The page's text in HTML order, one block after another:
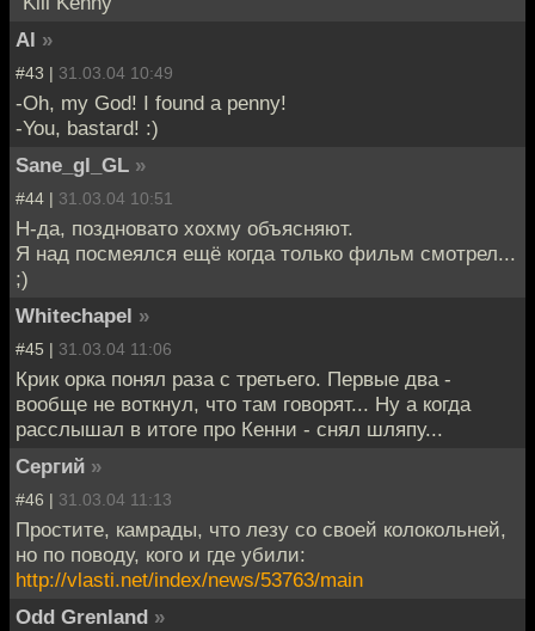
Al »
#43 | 31.03.04 10:49
-Oh, my God! I found a penny!
-You, bastard! :)
Sane_gl_GL »
#44 | 31.03.04 10:51
Н-да, поздновато хохму объясняют.
Я над посмеялся ещё когда только фильм смотрел...
;)
Whitechapel »
#45 | 31.03.04 11:06
Крик орка понял раза с третьего. Первые два -
вообще не воткнул, что там говорят... Ну а когда
расслышал в итоге про Кенни - снял шляпу...
Сергий »
#46 | 31.03.04 11:13
Простите, камрады, что лезу со своей колокольней,
но по поводу, кого и где убили:
http://vlasti.net/index/news/53763/main
Odd Grenland »